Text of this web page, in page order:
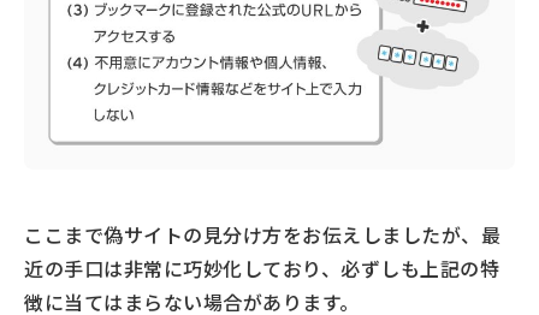
ここまで偽サイトの見分け方をお伝えしましたが、最
近の手口は非常に巧妙化しており、必ずしも上記の特
徴に当てはまらない場合があります。